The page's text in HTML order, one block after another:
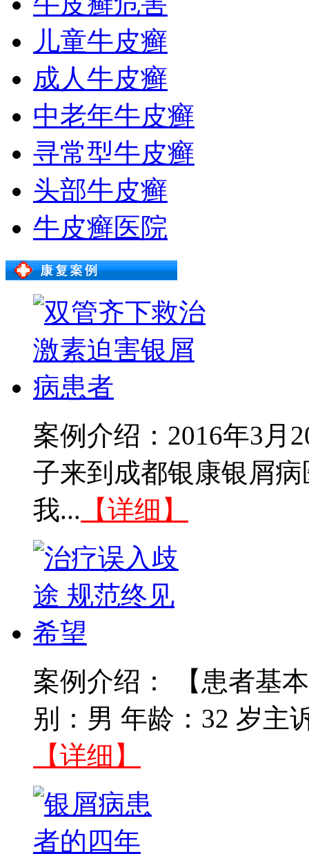
儿童牛皮癣
成人牛皮癣
中老年牛皮癣
寻常型牛皮癣
头部牛皮癣
牛皮癣医院
案例介绍：2016年3月
子来到成都银康银屑
我... 【详细】
案例介绍： 【患者基
别：男 年龄：32 岁主
【详细】